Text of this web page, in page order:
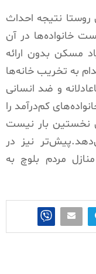
روستا نتیجه احداث
خانواده‌ها در آن
مسکن بدون ارائه
به تخریب خانه‌ها
و ضد انسانی
کم‌درآمد را
نخستین بار نیست
نیز در
مردم بلوچ به